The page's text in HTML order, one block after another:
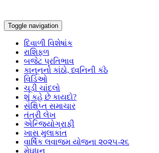
Toggle navigation
દિવાળી વિશેષાંક
રાશિફળ
બજેટ પ્રતિભાવ
કાનૂનનો કાંઠો, ધ્વનિની કંઠે
વિડિઓ
ચૂડી ચાંદલો
શું કહે છે કાયદો?
સંક્ષિપ્ત સમાચાર
તંત્રી લેખ
એન્જિયોગ્રાફી
ખાસ મુલાકાત
વાર્ષિક લવાજમ યોજના ૨૦૨૫-૨૬
મેઘધનુ